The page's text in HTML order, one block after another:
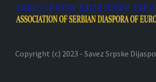
Copyright (c) 2023 - Savez Srpske